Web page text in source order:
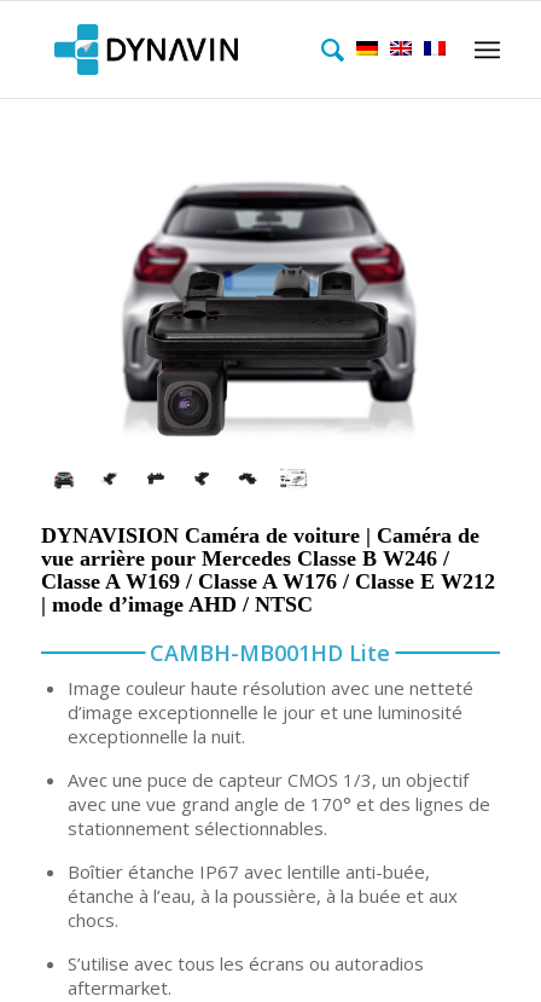
DYNAVISION Caméra de voiture | Caméra de
vue arrière pour Mercedes Classe B W246 /
Classe A W169 / Classe A W176 / Classe E W212
| mode d’image AHD / NTSC
CAMBH-MB001HD Lite
Image couleur haute résolution avec une netteté
d’image exceptionnelle le jour et une luminosité
exceptionnelle la nuit.
Avec une puce de capteur CMOS 1/3, un objectif
avec une vue grand angle de 170° et des lignes de
stationnement sélectionnables.
Boîtier étanche IP67 avec lentille anti-buée,
étanche à l’eau, à la poussière, à la buée et aux
chocs.
S’utilise avec tous les écrans ou autoradios
aftermarket.